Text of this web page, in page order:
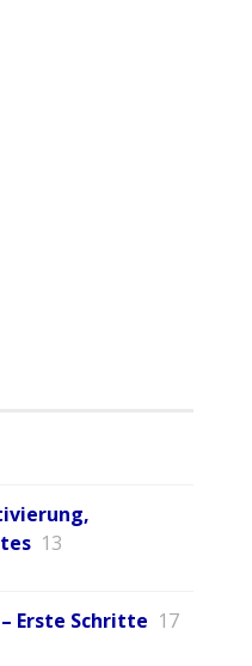
13
Erste Schritte 17